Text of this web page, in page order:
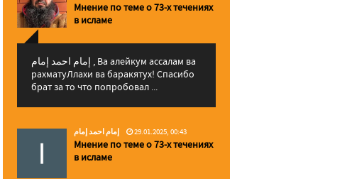
Мнение по теме о 73-х течениях
в исламе
إمام احمد إمام , Ва алейкум ассалам ва
рахматуЛлахи ва баракятух! Спасибо
брат за то что попробовал ...
إمام احمد إمام 29.01.2025, 00:43
Мнение по теме о 73-х течениях
в исламе